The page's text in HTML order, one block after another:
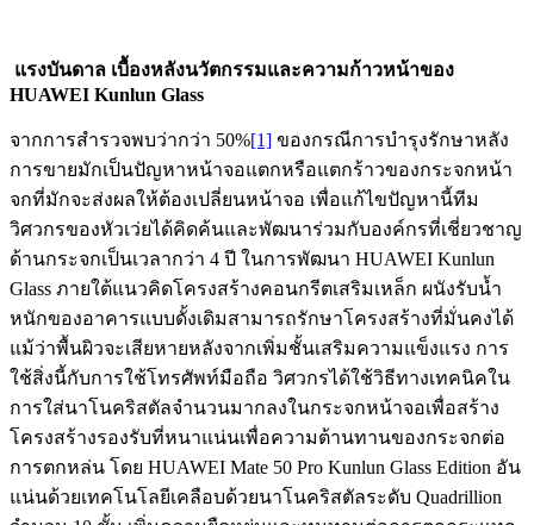
แรงบันดาล เบื้องหลังนวัตกรรมและความก้าวหน้าของ
HUAWEI Kunlun Glass
จากการสำรวจพบว่ากว่า 50%[1] ของกรณีการบำรุงรักษาหลัง
การขายมักเป็นปัญหาหน้าจอแตกหรือแตกร้าวของกระจกหน้า
จกที่มักจะส่งผลให้ต้องเปลี่ยนหน้าจอ เพื่อแก้ไขปัญหานี้ทีม
วิศวกรของหัวเว่ยได้คิดค้นและพัฒนาร่วมกับองค์กรที่เชี่ยวชาญ
ด้านกระจกเป็นเวลากว่า 4 ปี ในการพัฒนา HUAWEI Kunlun
Glass ภายใต้แนวคิดโครงสร้างคอนกรีตเสริมเหล็ก ผนังรับน้ำ
หนักของอาคารแบบดั้งเดิมสามารถรักษาโครงสร้างที่มั่นคงได้
แม้ว่าพื้นผิวจะเสียหายหลังจากเพิ่มชั้นเสริมความแข็งแรง การ
ใช้สิ่งนี้กับการใช้โทรศัพท์มือถือ วิศวกรได้ใช้วิธีทางเทคนิคใน
การใส่นาโนคริสตัลจำนวนมากลงในกระจกหน้าจอเพื่อสร้าง
โครงสร้างรองรับที่หนาแน่นเพื่อความต้านทานของกระจกต่อ
การตกหล่น โดย HUAWEI Mate 50 Pro Kunlun Glass Edition อัน
แน่นด้วยเทคโนโลยีเคลือบด้วยนาโนคริสตัลระดับ Quadrillion